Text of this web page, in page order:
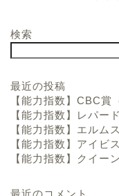
検索
最近の投稿
【能力指数】CBC賞
【能力指数】レパー
【能力指数】エルム
【能力指数】アイビ
【能力指数】クイー